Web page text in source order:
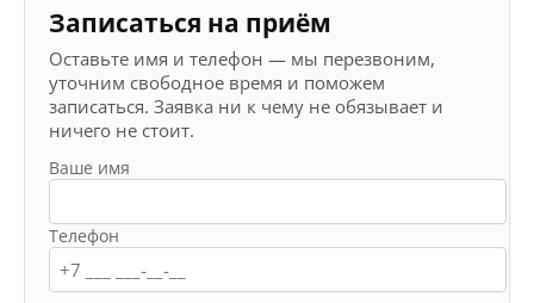
Записаться на приём
Оставьте имя и телефон — мы перезвоним,
уточним свободное время и поможем
записаться. Заявка ни к чему не обязывает и
ничего не стоит.
Ваше имя
Телефон